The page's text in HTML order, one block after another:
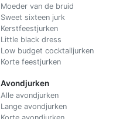
Moeder van de bruid
Sweet sixteen jurk
Kerstfeestjurken
Little black dress
Low budget cocktailjurken
Korte feestjurken
Avondjurken
Alle avondjurken
Lange avondjurken